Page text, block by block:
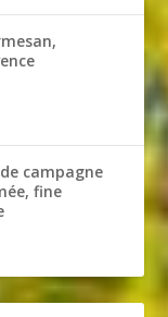
campagne
fine